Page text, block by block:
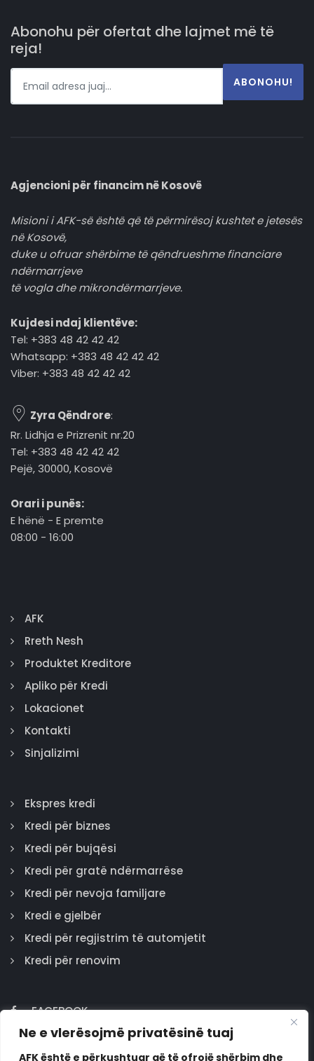
Ne e vlerësojmë privatësinë tuaj
AFK është e përkushtuar që të ofrojë shërbim dhe
Abonohu për ofertat dhe lajmet më të
reja!
ABONOHU!
Agjencioni për financim në Kosovë
Misioni i AFK-së është që të përmirësoj kushtet e jetesës
në Kosovë,
duke u ofruar shërbime të qëndrueshme financiare
ndërmarrjeve
të vogla dhe mikrondërmarrjeve.
Kujdesi ndaj klientëve:
Tel: +383 48 42 42 42
Whatsapp: +383 48 42 42 42
Viber: +383 48 42 42 42
Zyra Qëndrore:
Rr. Lidhja e Prizrenit nr.20
Tel: +383 48 42 42 42
Pejë, 30000, Kosovë
Orari i punës:
E hënë - E premte
08:00 - 16:00
AFK
Rreth Nesh
Produktet Kreditore
Apliko për Kredi
Lokacionet
Kontakti
Sinjalizimi
Ekspres kredi
Kredi për biznes
Kredi për bujqësi
Kredi për gratë ndërmarrëse
Kredi për nevoja familjare
Kredi e gjelbër
Kredi për regjistrim të automjetit
Kredi për renovim
FACEBOOK
GOOGLE
INSTAGRAM